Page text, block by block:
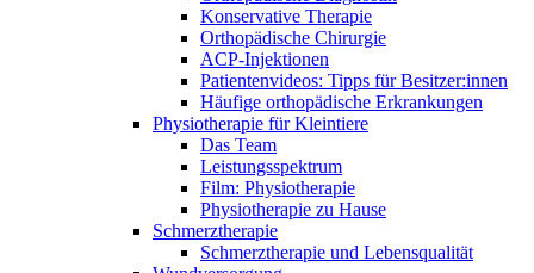
Konservative Therapie
Orthopädische Chirurgie
ACP-Injektionen
Patientenvideos: Tipps für Besitzer:innen
Häufige orthopädische Erkrankungen
Physiotherapie für Kleintiere
Das Team
Leistungsspektrum
Film: Physiotherapie
Physiotherapie zu Hause
Schmerztherapie
Schmerztherapie und Lebensqualität